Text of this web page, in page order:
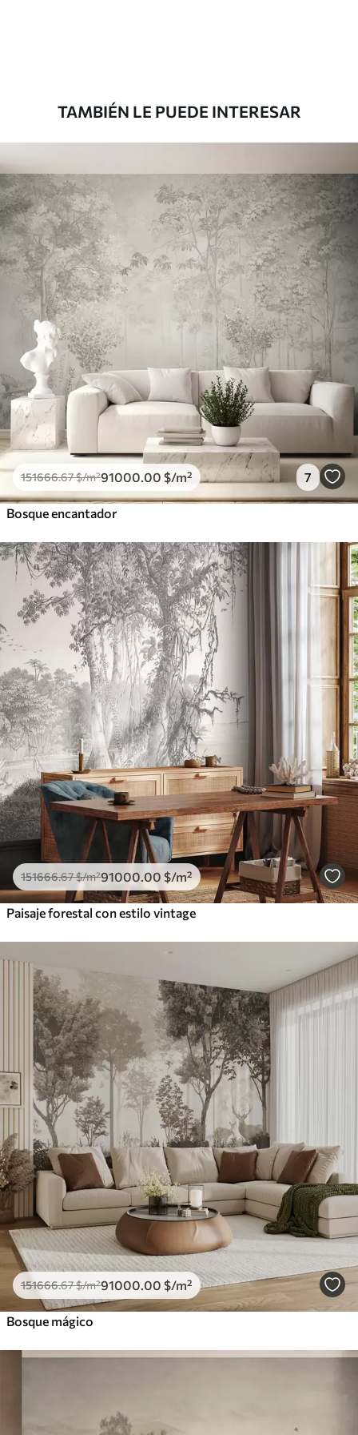
Vinilo Premium
199833.33119900.00$/m²
TAMBIÉN LE PUEDE INTERESAR
151666.67$/m²91000 .00 $/m² 7
Bosque encantador
151666.67$/m²91000 .00 $/m²
Paisaje forestal con estilo vintage
151666.67$/m²91000.00 $/m²
Bosque mágico